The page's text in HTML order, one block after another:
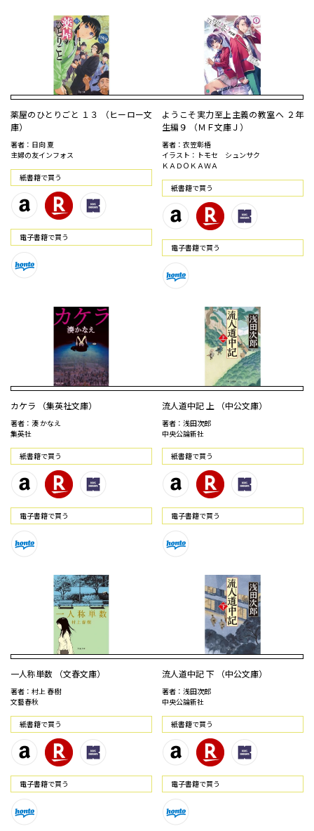
薬屋のひとりごと １３ （ヒーロー文
庫）
著者：日向 夏
主婦の友インフォス
紙書籍で買う
電⼦書籍で買う
ようこそ実力至上主義の教室へ ２年
生編９ （ＭＦ文庫Ｊ）
著者：衣笠彰梧
イラスト：トモセ シュンサク
ＫＡＤＯＫＡＷＡ
紙書籍で買う
電⼦書籍で買う
カケラ （集英社文庫）
著者：湊 かなえ
集英社
紙書籍で買う
電⼦書籍で買う
流人道中記 上 （中公文庫）
著者：浅田次郎
中央公論新社
紙書籍で買う
電⼦書籍で買う
一人称単数 （文春文庫）
著者：村上 春樹
文藝春秋
紙書籍で買う
電⼦書籍で買う
流人道中記 下 （中公文庫）
著者：浅田次郎
中央公論新社
紙書籍で買う
電⼦書籍で買う